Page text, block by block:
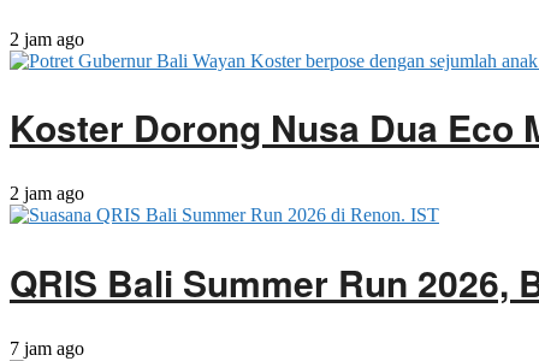
2 jam ago
Koster Dorong Nusa Dua Eco
2 jam ago
QRIS Bali Summer Run 2026,
7 jam ago